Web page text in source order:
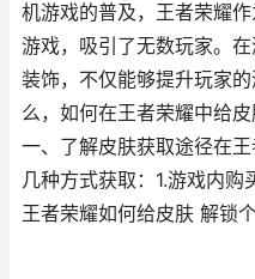
机游戏的普及，王者荣耀
游戏，吸引了无数玩家。
装饰，不仅能够提升玩家
么，如何在王者荣耀中给
一、了解皮肤获取途径在
几种方式获取：1.游戏内
王者荣耀如何给皮肤 解锁